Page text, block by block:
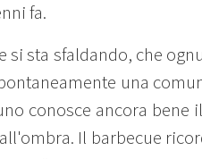
fa.
si sta sfaldando, che
una
conosce ancora bene
Il barbecue